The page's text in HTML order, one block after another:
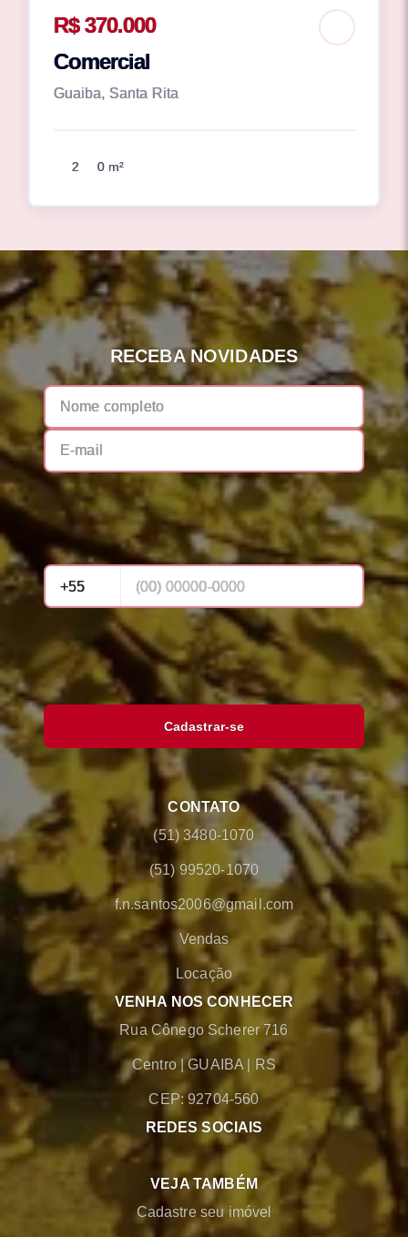
R$ 370.000
Comercial
Guaiba, Santa Rita
2 0 m²
RECEBA NOVIDADES
Cadastrar-se
CONTATO
(51) 3480-1070
(51) 99520-1070
f.n.santos2006@gmail.com
Vendas
Locação
VENHA NOS CONHECER
Rua Cônego Scherer 716
Centro |GUAIBA RS
CEP: 92704-560
REDES SOCIAIS
VEJA TAMBÉM
Cadastre seu imóvel